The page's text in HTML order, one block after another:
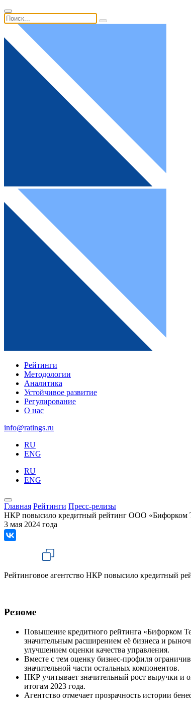
Рейтинги
Методологии
Аналитика
Устойчивое развитие
Регулирование
О нас
info@ratings.ru
RU
ENG
RU
ENG
Главная Рейтинги Пресс-релизы
НКР повысило кредитный рейтинг ООО «Бифорком
3 мая 2024 года
Рейтинговое агентство НКР повысило кредитный
Резюме
Повышение кредитного рейтинга «Бифорком
значительным расширением её бизнеса и
улучшением оценки качества управления.
Вместе с тем оценку бизнес-профиля
значительной части остальных компонентов.
НКР учитывает значительный рост выручки и
итогам 2023 года.
Агентство отмечает прозрачность истории